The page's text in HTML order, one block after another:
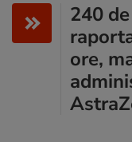
240
ore,